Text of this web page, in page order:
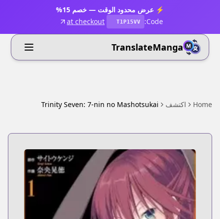
⚡ عرض محدود الوقت — خصم 15%
Code:
T1P15VV
at checkout
TranslateManga
Home اكتشف Trinity Seven: 7-nin no Mashotsukai